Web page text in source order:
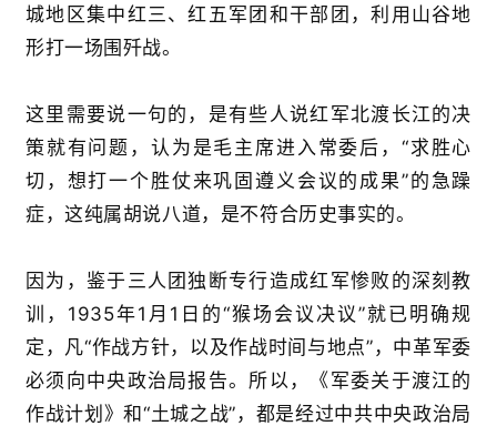
城地区集中红三、红五军团和干部团，利用山谷地
形打一场围歼战。
这里需要说一句的，是有些人说红军北渡长江的决
策就有问题，认为是毛主席进入常委后，“求胜心
切，想打一个胜仗来巩固遵义会议的成果”的急躁
症，这纯属胡说八道，是不符合历史事实的。
因为，鉴于三人团独断专行造成红军惨败的深刻教
训，1935年1月1日的“猴场会议决议”就已明确规
定，凡“作战方针，以及作战时间与地点”，中革军委
必须向中央政治局报告。所以，《军委关于渡江的
作战计划》和“土城之战”，都是经过中共中央政治局